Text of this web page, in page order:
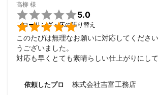
高柳 様


5.0
フローリング・床の張り替え
このたびは無理なお願いに対応してくださ
うございました。
対応も早くとても素晴らしい仕上がりにし
依頼したプロ 株式会社吉富工務店